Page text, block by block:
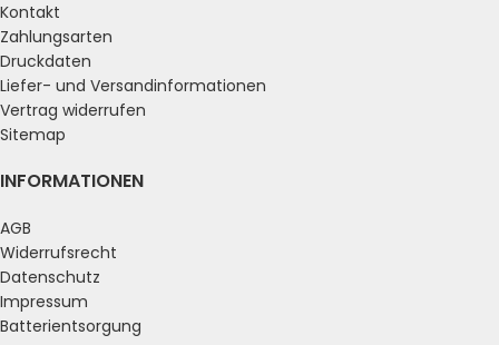
Kontakt
Zahlungsarten
Druckdaten
Liefer- und Versandinformationen
Vertrag widerrufen
Sitemap
INFORMATIONEN
AGB
Widerrufsrecht
Datenschutz
Impressum
Batterientsorgung